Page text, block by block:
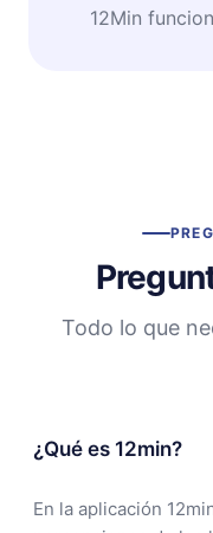
12Min
Todo lo que
¿Qué es 12min?
En la aplicación